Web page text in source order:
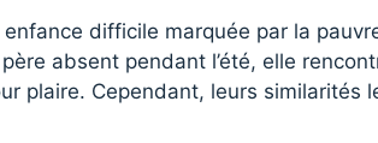
difficile marquée par la
absent pendant l’été, elle
plaire. Cependant, leurs similarités